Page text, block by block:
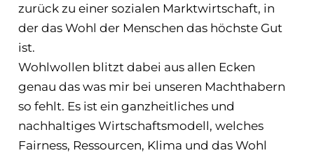
zurück zu einer sozialen Marktwirtschaft, in
der das Wohl der Menschen das höchste Gut
ist.
Wohlwollen blitzt dabei aus allen Ecken
genau das was mir bei unseren Machthabern
so fehlt. Es ist ein ganzheitliches und
nachhaltiges Wirtschaftsmodell, welches
Fairness, Ressourcen, Klima und das Wohl